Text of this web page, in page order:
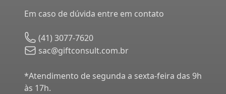
Em caso de dúvida entre em contato
(41) 3077-7620
sac@giftconsult.com.br
*Atendimento de segunda a sexta-feira das 9h
às 17h.